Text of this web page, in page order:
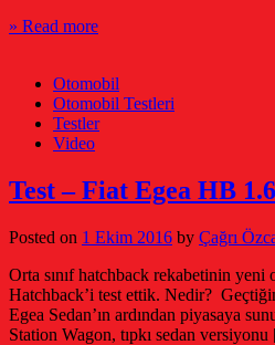
» Read more
Otomobil
Otomobil Testleri
Testler
Video
Test – Fiat Egea HB
Posted on 1 Ekim 2016 by Çağrı
Orta sınıf hatchback rekabetinin yeni
Hatchback’i test ettik. Nedir?
Egea Sedan’ın ardından piyasaya
Station Wagon, tıpkı sedan